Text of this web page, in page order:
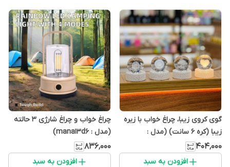
گوی کروی زیبا، چراغ خواب با زیره
زیبا (کره 6 سانت) (مدل :
mana13d6)
۴۰۴٬۰۰۰
افزودن به سبد
چراغ خواب و چراغ شارژی 3 حالته
(مدل : mana13d6)
۸۳۶٬۰۰۰
افزودن به سبد